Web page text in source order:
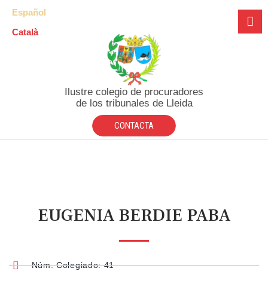
Español
Català
Ilustre colegio de procuradores
de los tribunales de Lleida
CONTACTA
EUGENIA BERDIE PABA
Núm. Colegiado: 41